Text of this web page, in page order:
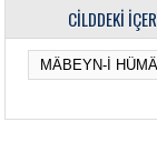
CİLDDEKİ